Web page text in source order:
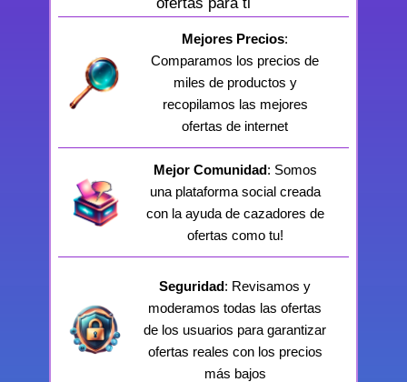
Mejores Precios:
Comparamos los precios de
miles de productos y
recopilamos las mejores
ofertas de internet
Mejor Comunidad: Somos
una plataforma social creada
con la ayuda de cazadores de
ofertas como tu!
Seguridad: Revisamos y
moderamos todas las ofertas
de los usuarios para garantizar
ofertas reales con los precios
más bajos